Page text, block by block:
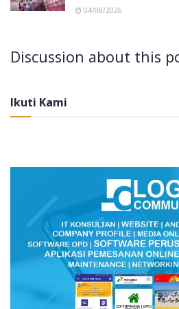
04/08/2026
Discussion about this
Ikuti Kami